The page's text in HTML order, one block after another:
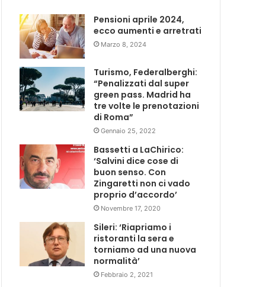
Pensioni aprile 2024,
ecco aumenti e arretrati
Marzo 8, 2024
Turismo, Federalberghi:
“Penalizzati dal super
green pass. Madrid ha
tre volte le prenotazioni
di Roma”
Gennaio 25, 2022
Bassetti a LaChirico:
‘Salvini dice cose di
buon senso. Con
Zingaretti non ci vado
proprio d’accordo’
Novembre 17, 2020
Sileri: ‘Riapriamo i
ristoranti la sera e
torniamo ad una nuova
normalità’
Febbraio 2, 2021